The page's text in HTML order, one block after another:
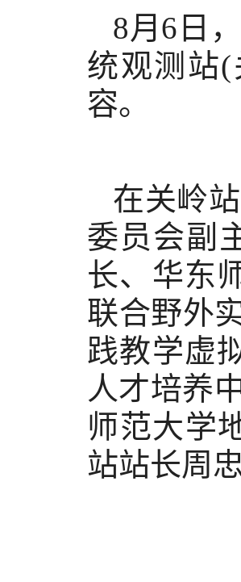
8月6日
统观测站(
容。
在关岭站
委员会副
长、华东
联合野外
践教学虚
人才培养
师范大学
站站长周